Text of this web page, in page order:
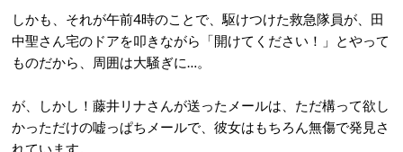
しかも、それが午前4時のことで、駆けつけた救急隊員が、田
中聖さん宅のドアを叩きながら「開けてください！」とやって
ものだから、周囲は大騒ぎに…。
が、しかし！藤井リナさんが送ったメールは、ただ構って欲し
かっただけの嘘っぱちメールで、彼女はもちろん無傷で発見さ
れています。